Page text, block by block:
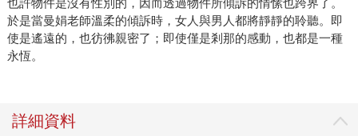
也許物件是沒有性別的，因而透過物件所傾訴的情愫也跨界了。
於是當曼娟老師溫柔的傾訴時，女人與男人都將靜靜的聆聽。即
使是遙遠的，也彷彿親密了；即使僅是剎那的感動，也都是一種
永恆。
詳細資料